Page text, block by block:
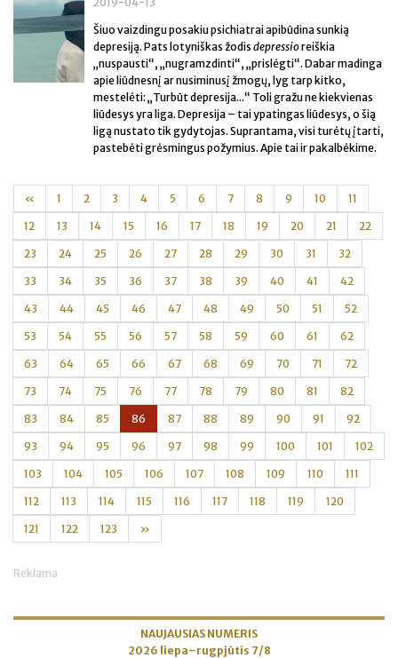
Šiuo vaizdingu posakiu psichiatrai apibūdina sunkią
depresiją. Pats lotyniškas žodis depressioreiškia
„nuspausti“, „nugramzdinti“, „prislėgti“. Dabar madinga
apie liūdnesnį ar nusiminusį žmogų, lyg tarp kitko,
mestelėti: „Turbūt depresija...“ Toli gražu ne kiekvienas
liūdesys yra liga. Depresija – tai ypatingas liūdesys, o šią
ligą nustato tik gydytojas. Suprantama, visi turėtų įtarti,
pastebėti grėsmingus požymius. Apie tai ir pakalbėkime.
« 1 2 3 4 5 6 7 8 9 10 11
12 13 14 15 16 17 18 19 20 21 22
23 24 25 26 27 28 29 30 31 32
33 34 35 36 37 38 39 40 41 42
43 44 45 46 47 48 49 50 51 52
53 54 55 56 57 58 59 60 61 62
63 64 65 66 67 68 69 70 71 72
73 74 75 76 77 78 79 80 81 82
83 84 85 86 87 88 89 90 91 92
93 94 95 96 97 98 99 100 101 102
103 104 105 106 107 108 109 110 111
112 113 114 115 116 117 118 119 120
121 122 123 »
Reklama
NAUJAUSIAS NUMERIS
2026 liepa–rugpjūtis 7/8